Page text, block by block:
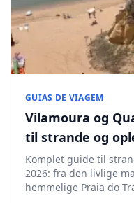
GUIAS DE VIAGEM
Vilamoura og
til strande og
Komplet guide til
2026: fra den livlige
hemmelige Praia do